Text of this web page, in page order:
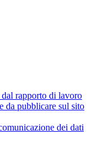
rapporto di lavoro
da pubblicare sul sito
dei dati